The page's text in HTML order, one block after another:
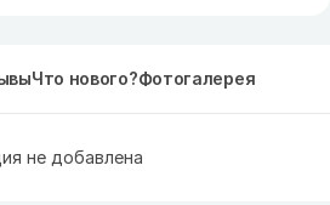
Что нового?Фотогалерея
не добавлена